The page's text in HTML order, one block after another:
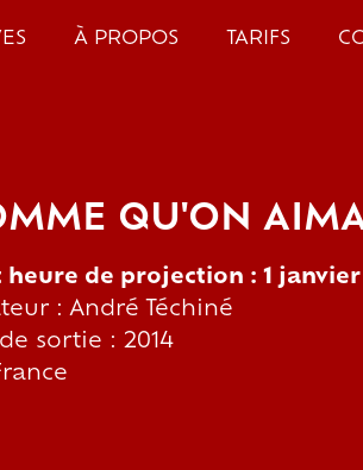
À PROPOS TARIFS
QU'ON
heure de projection : 1 janvier
: André Téchiné
sortie : 2014